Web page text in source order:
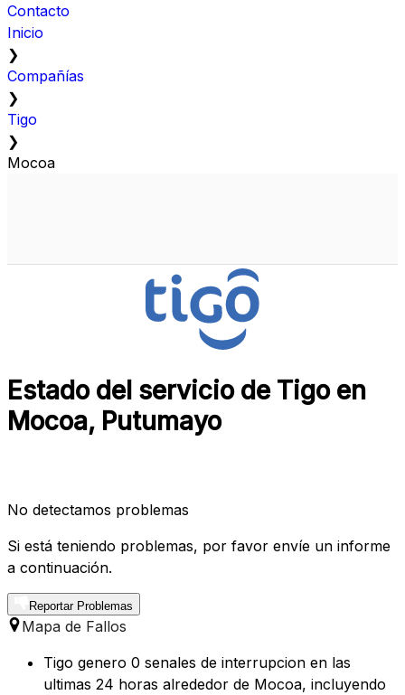
Contacto
Inicio
❯
Compañías
❯
Tigo
❯
Mocoa
Estado del servicio de Tigo en
Mocoa, Putumayo
No detectamos problemas
Si está teniendo problemas, por favor envíe un informe
a continuación.
Reportar Problemas
Mapa de Fallos
Tigo genero 0 senales de interrupcion en las
ultimas 24 horas alrededor de Mocoa, incluyendo